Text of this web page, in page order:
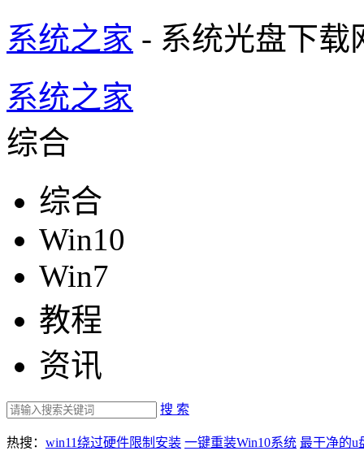
系统之家 - 系统光盘下载
系统之家
综合
综合
Win10
Win7
教程
资讯
搜 索
热搜： win11绕过硬件限制安装 一键重装Win10系统 最干净的u